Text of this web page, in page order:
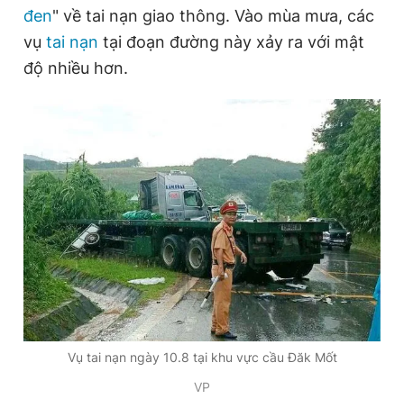
đen" về tai nạn giao thông. Vào mùa mưa, các
vụ tai nạn tại đoạn đường này xảy ra với mật
độ nhiều hơn.
Vụ tai nạn ngày 10.8 tại khu vực cầu Đăk Mốt
VP